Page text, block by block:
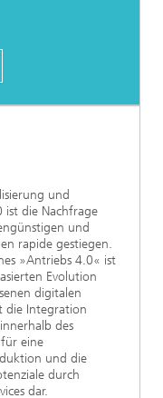
und
die Nachfrage
und
rapide gestiegen.
»Antriebs 4.0« ist
Evolution
digitalen
die Integration
des
eine
und die
durch
dar.